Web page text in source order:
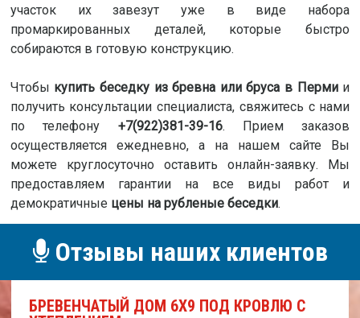
участок их завезут уже в виде набора
промаркированных деталей, которые быстро
собираются в готовую конструкцию.
Чтобы купить беседку из бревна или бруса в Пермии
получить консультации специалиста, свяжитесь с нами
по телефону +7(922)381-39-16. Прием заказов
осуществляется ежедневно, а на нашем сайте Вы
можете круглосуточно оставить онлайн-заявку. Мы
предоставляем гарантии на все виды работ и
демократичные цены на рубленые беседки.
Отзывы наших клиентов
БРЕВЕНЧАТЫЙ ДОМ 6Х9 ПОД КРОВЛЮ С